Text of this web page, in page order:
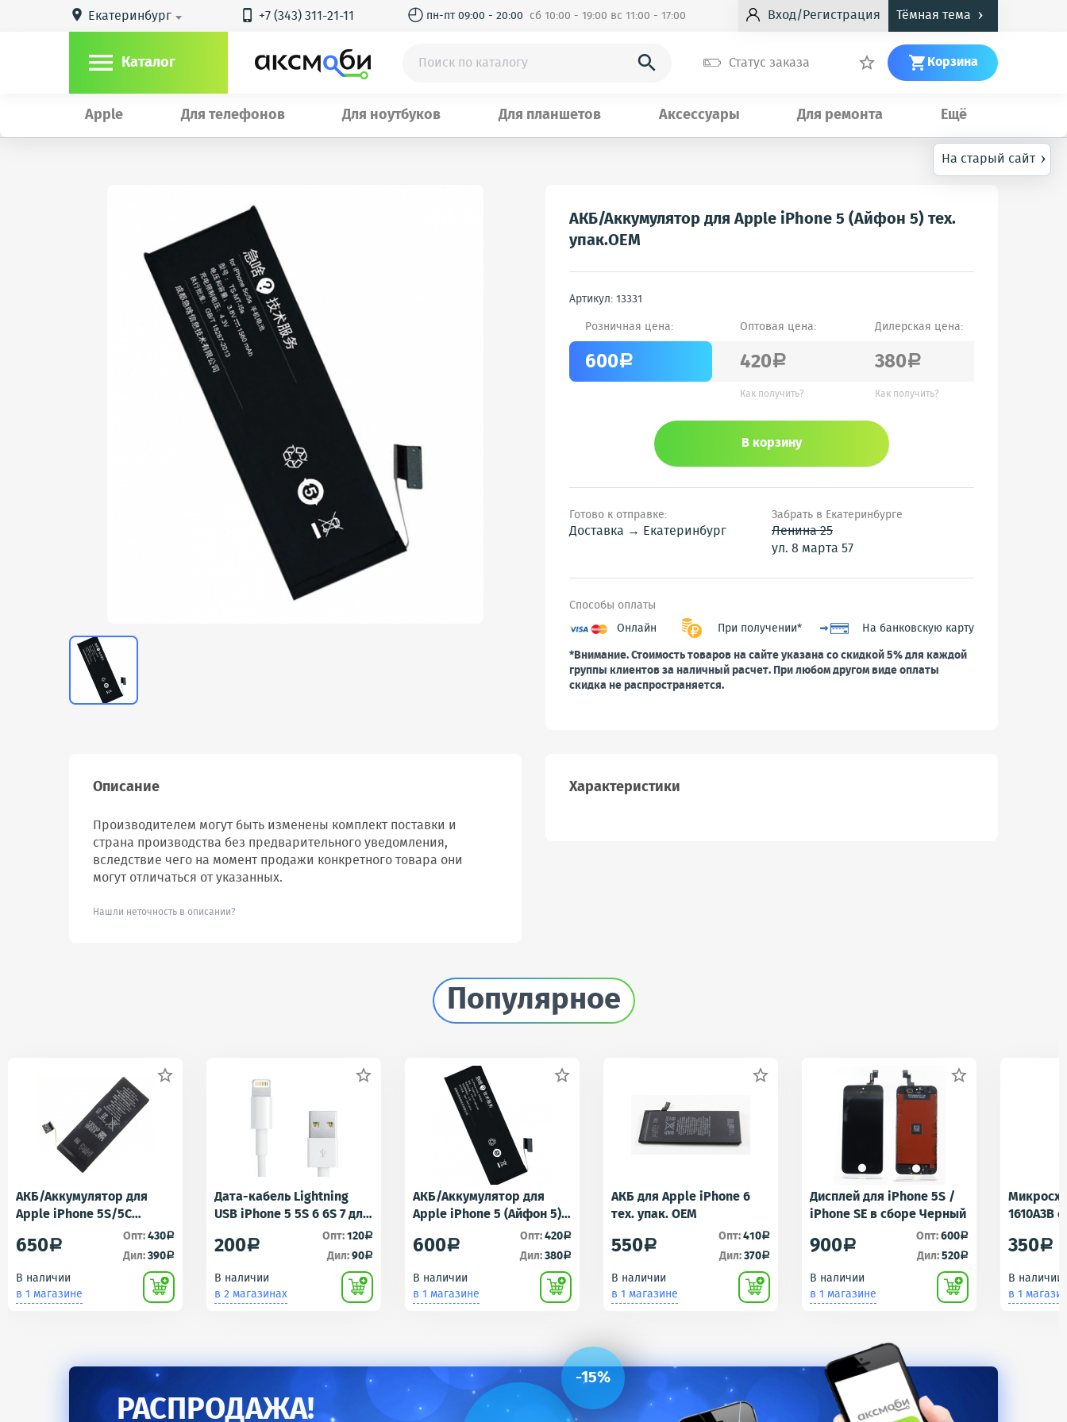
На старый сайт ›
 Екатеринбург  +7 (343) 311-21-11 ◴ пн-пт 09:00 - 20:00 сб 10:00 - 19:00 вс 11:00 - 17:00 Вход/Регистрация Тёмная тема ›
 Каталог  Статус заказа  Корзина
Apple Для телефонов Для ноутбуков Для планшетов Аксессуары Для ремонта Ещё
АКБ/Аккумулятор для Apple iPhone 5 (Айфон 5) тех.
упак.OEM
Артикул: 13331
Розничная цена:
600a
Оптовая цена:
420a
Как получить?
Дилерская цена:
380a
Как получить?
В корзину
Готово к отправке:
Доставка → Екатеринбург
Забрать в Екатеринбурге
Ленина 25
ул. 8 марта 57
Способы оплаты
Онлайн
При получении*
На банковскую карту
*Внимание. Стоимость товаров на сайте указана со скидкой 5% для каждой
группы клиентов за наличный расчет. При любом другом виде оплаты
скидка не распространяется.
Описание
Производителем могут быть изменены комплект поставки и
страна производства без предварительного уведомления,
вследствие чего на момент продажи конкретного товара они
могут отличаться от указанных.
Нашли неточность в описании?
Характеристики
Популярное

АКБ/Аккумулятор для
Apple iPhone 5S/5C
(Айфон 5C/5Ц) тех. упак.
OEM
650a Опт:430a
Дил:390a
В наличии
в 1 магазине

Дата-кабель Lightning
USB iPhone 5 5S 6 6S 7 для
iPad 4 iPad mini iPad Air -
AA
200a Опт:120a
Дил:90a
В наличии
в 2 магазинах

АКБ/Аккумулятор для
Apple iPhone 5 (Айфон 5)
600a Опт:420a
Дил:380a
В наличии
в 1 магазине

АКБ для Apple iPhone 6
тех. упак. OEM
550a Опт:410a
Дил:370a
В наличии
в 1 магазине

Дисплей для iPhone 5S /
iPhone SE в сборе Черный
900a Опт:600a
Дил:520a
В наличии
в 1 магазине
1610A3B
U2 Tristar
350a
В наличии
в 1
РАСПРОДАЖА!
-15%